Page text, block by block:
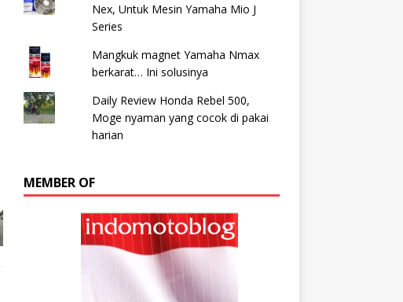
Nex, Untuk Mesin Yamaha Mio J
Series
Mangkuk magnet Yamaha Nmax
berkarat… Ini solusinya
Daily Review Honda Rebel 500,
Moge nyaman yang cocok di pakai
harian
MEMBER OF